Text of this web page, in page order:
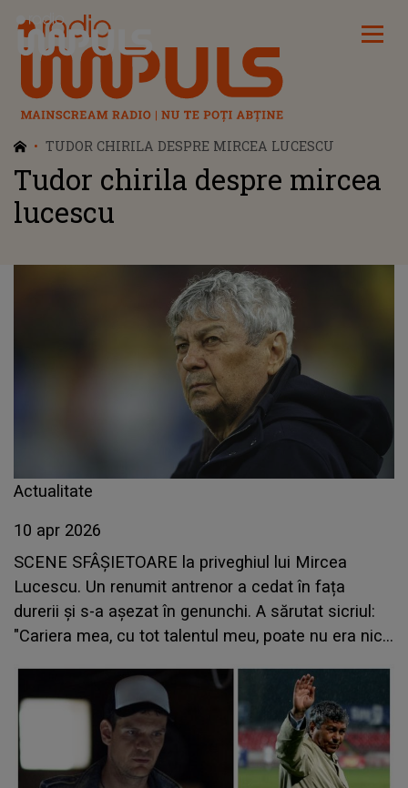
Radio Impuls
TUDOR CHIRILA DESPRE MIRCEA LUCESCU
Tudor chirila despre mircea
lucescu
Actualitate
10 apr 2026
SCENE SFÂȘIETOARE la priveghiul lui Mircea
Lucescu. Un renumit antrenor a cedat în fața
durerii şi s-a așezat în genunchi. A sărutat sicriul:
"Cariera mea, cu tot talentul meu, poate nu era nici